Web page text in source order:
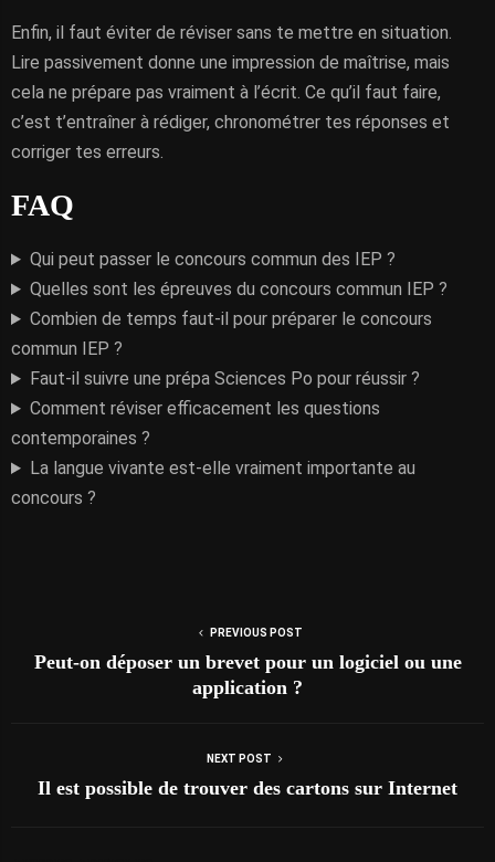
Enfin, il faut éviter de réviser sans te mettre en situation.
Lire passivement donne une impression de maîtrise, mais
cela ne prépare pas vraiment à l’écrit. Ce qu’il faut faire,
c’est t’entraîner à rédiger, chronométrer tes réponses et
corriger tes erreurs.
FAQ
Qui peut passer le concours commun des IEP ?
Quelles sont les épreuves du concours commun IEP ?
Combien de temps faut-il pour préparer le concours
commun IEP ?
Faut-il suivre une prépa Sciences Po pour réussir ?
Comment réviser efficacement les questions
contemporaines ?
La langue vivante est-elle vraiment importante au
concours ?
PREVIOUS POST
Peut-on déposer un brevet pour un logiciel ou une
application ?
NEXT POST
Il est possible de trouver des cartons sur Internet